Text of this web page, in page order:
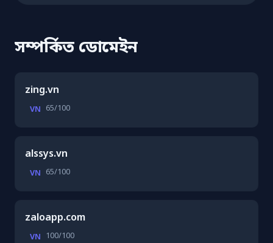
সম্পর্কিত ডোমেইন
zing.vn
VN 65/100
alssys.vn
VN 65/100
zaloapp.com
VN 100/100